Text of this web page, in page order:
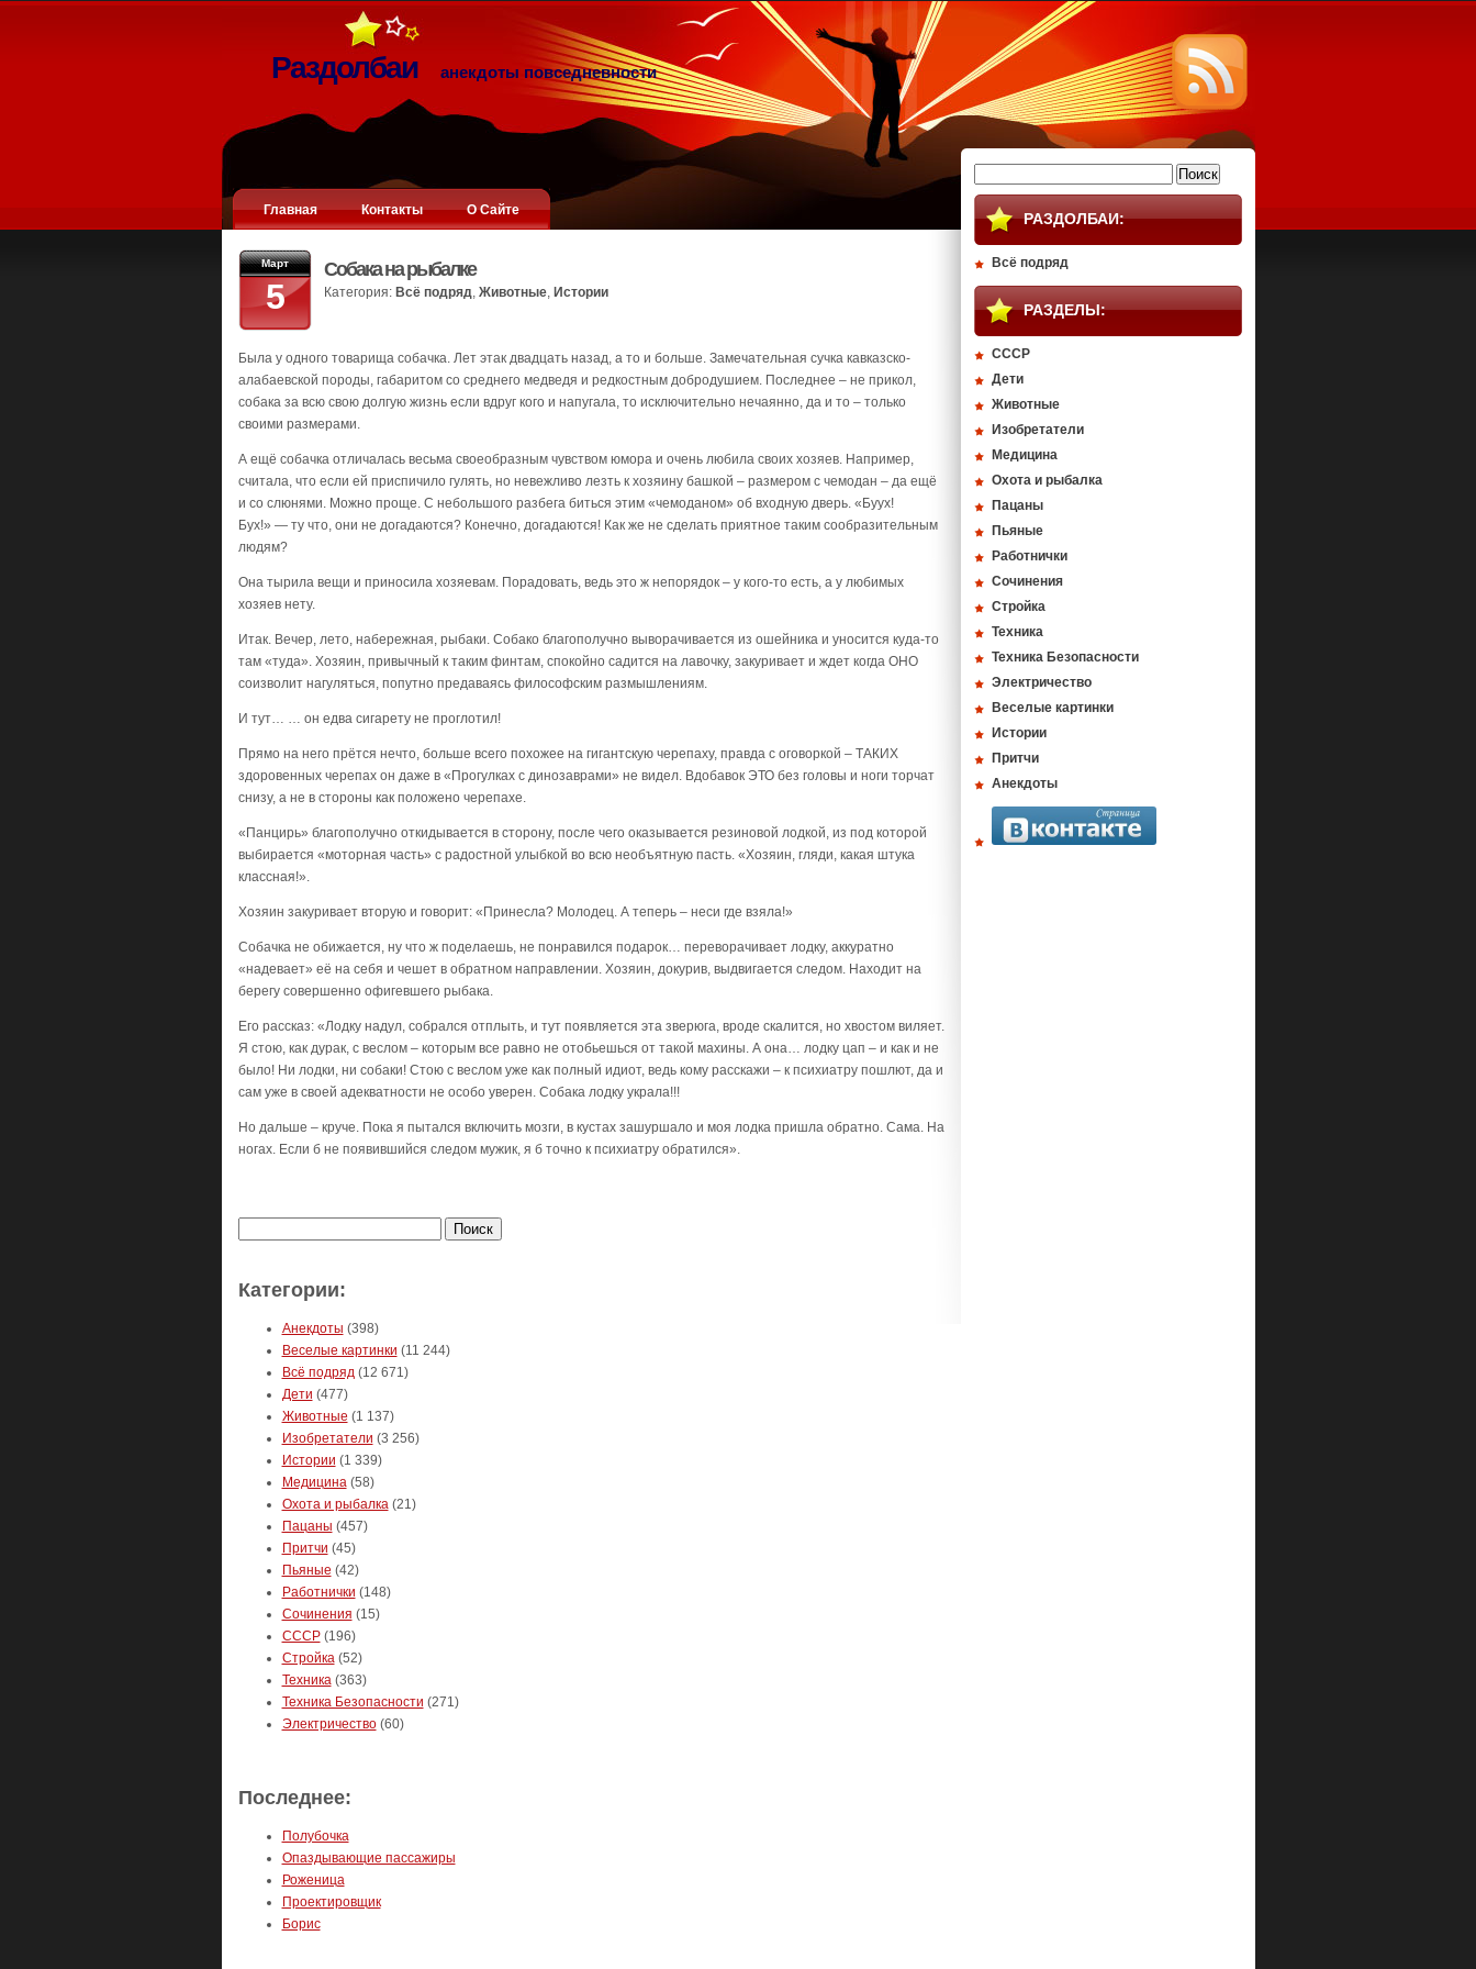
Раздолбаи анекдоты повседневности
Главная Контакты О Сайте
Март
5
Собака на рыбалке
Категория: Всё подряд, Животные, Истории
Была у одного товарища собачка. Лет этак двадцать назад, а то и больше. Замечательная сучка кавказско-
алабаевской породы, габаритом со среднего медведя и редкостным добродушием. Последнее – не прикол,
собака за всю свою долгую жизнь если вдруг кого и напугала, то исключительно нечаянно, да и то – только
своими размерами.
А ещё собачка отличалась весьма своеобразным чувством юмора и очень любила своих хозяев. Например,
считала, что если ей приспичило гулять, но невежливо лезть к хозяину башкой – размером с чемодан – да ещё
и со слюнями. Можно проще. С небольшого разбега биться этим «чемоданом» об входную дверь. «Буух!
Бух!» — ту что, они не догадаются? Конечно, догадаются! Как же не сделать приятное таким сообразительным
людям?
Она тырила вещи и приносила хозяевам. Порадовать, ведь это ж непорядок – у кого-то есть, а у любимых
хозяев нету.
Итак. Вечер, лето, набережная, рыбаки. Собако благополучно выворачивается из ошейника и уносится куда-то
там «туда». Хозяин, привычный к таким финтам, спокойно садится на лавочку, закуривает и ждет когда ОНО
соизволит нагуляться, попутно предаваясь философским размышлениям.
И тут… … он едва сигарету не проглотил!
Прямо на него прётся нечто, больше всего похожее на гигантскую черепаху, правда с оговоркой – ТАКИХ
здоровенных черепах он даже в «Прогулках с динозаврами» не видел. Вдобавок ЭТО без головы и ноги торчат
снизу, а не в стороны как положено черепахе.
«Панцирь» благополучно откидывается в сторону, после чего оказывается резиновой лодкой, из под которой
выбирается «моторная часть» с радостной улыбкой во всю необъятную пасть. «Хозяин, гляди, какая штука
классная!».
Хозяин закуривает вторую и говорит: «Принесла? Молодец. А теперь – неси где взяла!»
Собачка не обижается, ну что ж поделаешь, не понравился подарок… переворачивает лодку, аккуратно
«надевает» её на себя и чешет в обратном направлении. Хозяин, докурив, выдвигается следом. Находит на
берегу совершенно офигевшего рыбака.
Его рассказ: «Лодку надул, собрался отплыть, и тут появляется эта зверюга, вроде скалится, но хвостом виляет.
Я стою, как дурак, с веслом – которым все равно не отобьешься от такой махины. А она… лодку цап – и как и не
было! Ни лодки, ни собаки! Стою с веслом уже как полный идиот, ведь кому расскажи – к психиатру пошлют, да и
сам уже в своей адекватности не особо уверен. Собака лодку украла!!!
Но дальше – круче. Пока я пытался включить мозги, в кустах зашуршало и моя лодка пришла обратно. Сама. На
ногах. Если б не появившийся следом мужик, я б точно к психиатру обратился».
Категории:
Анекдоты (398)
Веселые картинки (11 244)
Всё подряд(12 671)
Дети (477)
Животные (1 137)
Изобретатели (3 256)
Истории (1 339)
Медицина(58)
Охота и рыбалка(21)
Пацаны (457)
Притчи (45)
Пьяные (42)
Работнички (148)
Сочинения (15)
СССР(196)
Стройка(52)
Техника(363)
Техника Безопасности (271)
Электричество(60)
Последнее:
Полубочка
Опаздывающие пассажиры
Роженица
Проектировщик
Борис
РАЗДОЛБАИ:
Всё подряд
РАЗДЕЛЫ:
СССР
Дети
Животные
Изобретатели
Медицина
Охота и рыбалка
Пацаны
Пьяные
Работнички
Сочинения
Стройка
Техника
Техника Безопасности
Электричество
Веселые картинки
Истории
Притчи
Анекдоты